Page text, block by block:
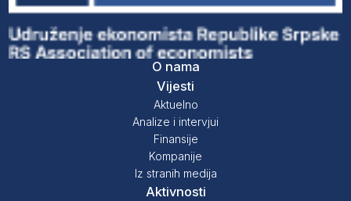
O nama
Vijesti
Aktuelno
Analize i intervjui
Finansije
Kompanije
Iz stranih medija
Aktivnosti